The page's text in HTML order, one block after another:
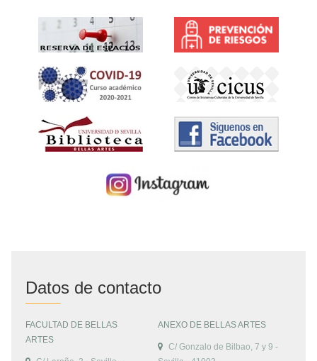
Datos de contacto
FACULTAD DE BELLAS
ARTES
ANEXO DE BELLAS ARTES
C/ Gonzalo de Bilbao, 7 y 9 -